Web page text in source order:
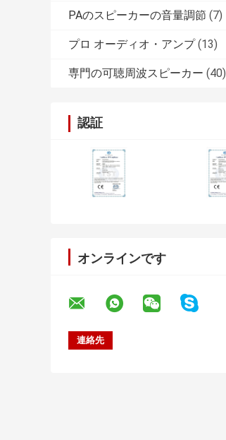
PAのスピーカーの音量調節 (7)
プロ オーディオ・アンプ (13)
専門の可聴周波スピーカー (40)
認証
オンラインです